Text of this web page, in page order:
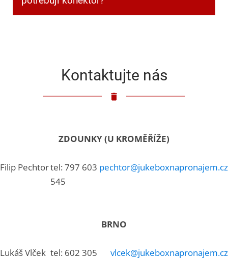
Kontaktujte nás
ZDOUNKY (U KROMĚŘÍŽE)
Filip Pechtortel: 797 603
545
pechtor@jukeboxnapronajem.cz
BRNO
Lukáš Vlček tel: 602 305
vlcek@jukeboxnapronajem.cz